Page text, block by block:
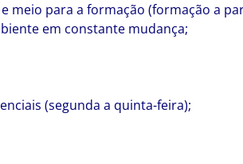
meio para a formação (formação a
em constante mudança;
(segunda a quinta-feira);